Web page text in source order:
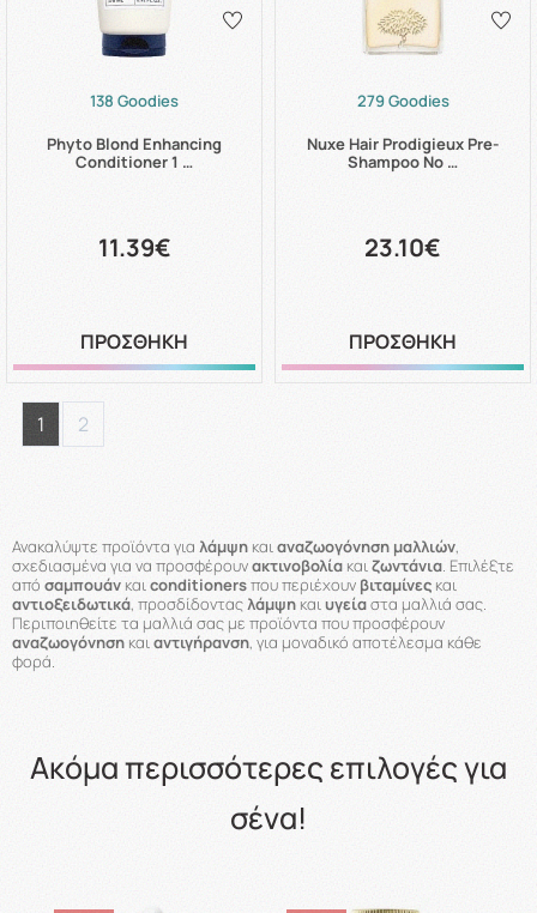
138 Goodies
Phyto Blond Enhancing
Conditioner 1 …
11.39€
ΠΡΟΣΘΗΚΗ
279 Goodies
Nuxe Hair Prodigieux Pre-
Shampoo No …
23.10€
ΠΡΟΣΘΗΚΗ
1 2
Ανακαλύψτε προϊόντα για λάμψη καιαναζωογόνηση μαλλιών,
σχεδιασμένα για να προσφέρουνακτινοβολία καιζωντάνια. Επιλέξτε
από σαμπουάνκαιconditionersπου περιέχουν βιταμίνες και
αντιοξειδωτικά, προσδίδονταςλάμψη καιυγείαστα μαλλιά σας.
Περιποιηθείτε τα μαλλιά σας με προϊόντα που προσφέρουν
αναζωογόνηση καιαντιγήρανση, για μοναδικό αποτέλεσμα κάθε
φορά.
Ακόμα περισσότερες επιλογές για
σένα!